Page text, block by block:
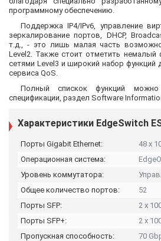
программному обеспечению.
Поддержка IP4/IPv6, управление
зеркалирование портов, DHCP,
т.д., - это лишь малая часть
Level2. Также стоит отметить немалый
сетями Level3 и широкий набор функций
сервиса QoS.
Полный спискок функций
спецификации, раздел Software
Характеристики EdgeSwitch
Порты Gigabit Ethernet:
48 x
Операционная система:
Уровень коммутатора:
Общее количество портов:
52
Порты SFP:
2 x
Порты SFP+:
2 x
Пропускная способность:
70